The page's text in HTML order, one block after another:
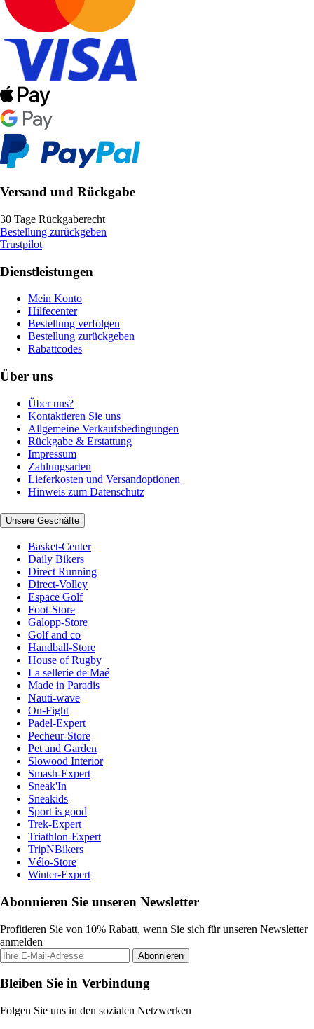
Versand und Rückgabe
30 Tage Rückgaberecht
Bestellung zurückgeben
Trustpilot
Dienstleistungen
Mein Konto
Hilfecenter
Bestellung verfolgen
Bestellung zurückgeben
Rabattcodes
Über uns
Über uns?
Kontaktieren Sie uns
Allgemeine Verkaufsbedingungen
Rückgabe & Erstattung
Impressum
Zahlungsarten
Lieferkosten und Versandoptionen
Hinweis zum Datenschutz
Unsere Geschäfte
Basket-Center
Daily Bikers
Direct Running
Direct-Volley
Espace Golf
Foot-Store
Galopp-Store
Golf and co
Handball-Store
House of Rugby
La sellerie de Maé
Made in Paradis
Nauti-wave
On-Fight
Padel-Expert
Pecheur-Store
Pet and Garden
Slowood Interior
Smash-Expert
Sneak'In
Sneakids
Sport is good
Trek-Expert
Triathlon-Expert
TripNBikers
Vélo-Store
Winter-Expert
Abonnieren Sie unseren Newsletter
Profitieren Sie von 10% Rabatt, wenn Sie sich für unseren Newsletter
anmelden
Abonnieren
Bleiben Sie in Verbindung
Folgen Sie uns in den sozialen Netzwerken